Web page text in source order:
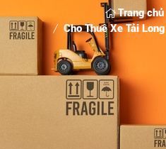
Trang chủ
Cho Thuê Xe Tải